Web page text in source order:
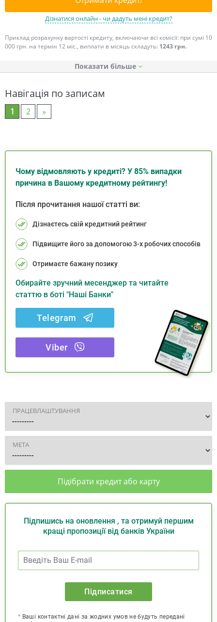
Дізнатися онлайн - чи дадуть мені кредит?
Приклад розрахунку вартості кредиту, включаючи всі комісії: при сумі 10
000 грн. на термін 12 міс., виплати в місяць складуть: 1243 грн.
Показати
Навігація по записам
1 2 »
Чому відмовляють у кредиті? У 85% випадки
причина в Вашому кредитному рейтингу!
Після прочитання нашої статті ви:
Дізнаєтесь свій кредитний рейтинг
Підвищите його за допомогою 3-х робочих способів
Отримаєте бажану позику
Обирайте зручний месенджер та читайте
статтю в боті "Наші Банки"
Telegram
Viber
ПРАЦЕВЛАШТУВАННЯ
МЕТА
Підібрати кредит або карту
Підпишись на оновлення , та отримуй першим
кращі пропозиції від банків України
Підписатися
* Ваші контактні дані за жодних умов не будуть передані